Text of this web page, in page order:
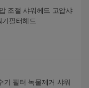
조절 샤워헤드 고압샤
필터헤드
기 필터 녹물제거 샤워